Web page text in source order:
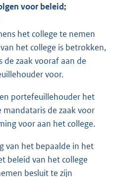
voor beleid;
het college te nemen
het college is betrokken,
de zaak vooraf aan de
voor.
portefeuillehouder het
mandataris de zaak voor
voor aan het college.
van het bepaalde in het
beleid van het college
besluit te zijn